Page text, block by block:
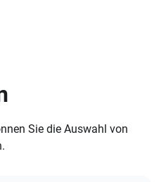
Sie die Auswahl von